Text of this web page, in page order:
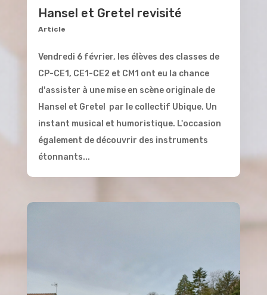
Hansel et Gretel revisité
Article
Vendredi 6 février, les élèves des classes de
CP-CE1, CE1-CE2 et CM1 ont eu la chance
d'assister à une mise en scène originale de
Hansel et Gretel par le collectif Ubique. Un
instant musical et humoristique. L'occasion
également de découvrir des instruments
étonnants...